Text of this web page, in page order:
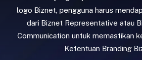
logo Biznet, pengguna harus
dari Biznet Representative atau
Communication untuk memastikan
Ketentuan Branding